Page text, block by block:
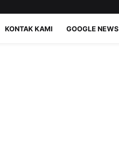
KONTAK KAMI GOOGLE NEWS